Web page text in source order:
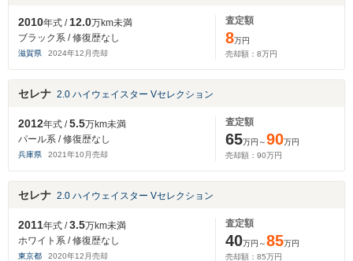
2010年式 /12.0万km未満
ブラック系 / 修復歴なし
滋賀県 2024年12 月売却
査定額
8万円
売却額： 8万円
セレナ 2.0 ハイウェイスター Vセレクション
2012年式 /5.5万km未満
パール系 / 修復歴なし
兵庫県 2021年10 月売却
査定額
65万円～90万円
売却額： 90万円
セレナ 2.0 ハイウェイスター Vセレクション
2011年式 /3.5万km未満
ホワイト系 / 修復歴なし
東京都 2020年12 月売却
査定額
40万円～85万円
売却額： 85万円